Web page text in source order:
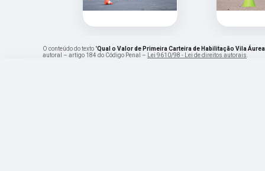
O conteúdo do texto "Qual o Valor de Primeira Carteira de Habilitação Vila
autoral – artigo 184 do Código Penal –
Lei 9610/98 - Lei de direitos autorais